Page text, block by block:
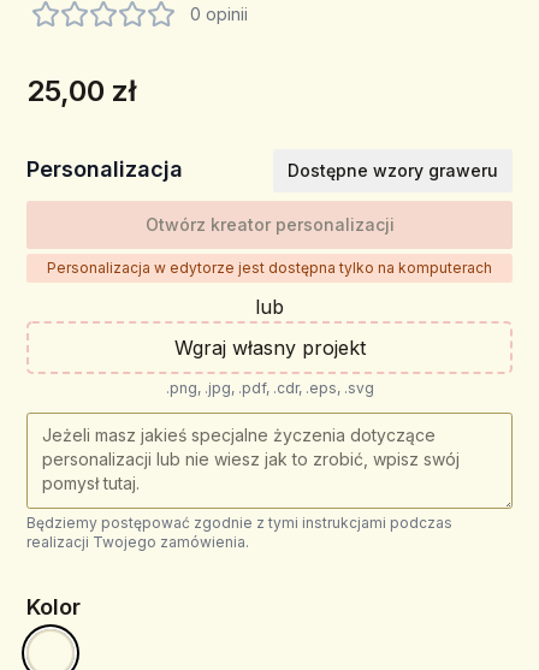
0 opinii
25,00 zł
Personalizacja Dostępne wzory graweru
Otwórz kreator personalizacji
Personalizacja w edytorze jest dostępna tylko na komputerach
lub
Wgraj własny projekt
.png, .jpg, .pdf, .cdr, .eps, .svg
Będziemy postępować zgodnie z tymi instrukcjami podczas
realizacji Twojego zamówienia.
Kolor